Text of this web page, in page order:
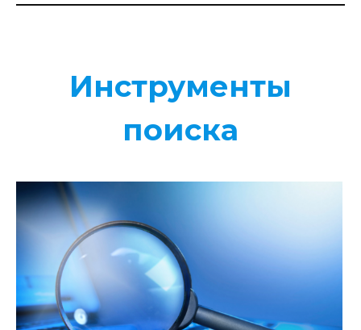
Инструменты
поиска